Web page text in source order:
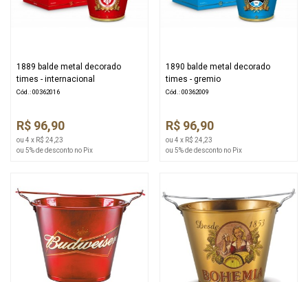
1889 balde metal decorado
times - internacional
Cód.: 00362016
R$ 96,90
ou 4 x R$ 24,23
ou 5% de desconto no Pix
1890 balde metal decorado
times - gremio
Cód.: 00362009
R$ 96,90
ou 4 x R$ 24,23
ou 5% de desconto no Pix